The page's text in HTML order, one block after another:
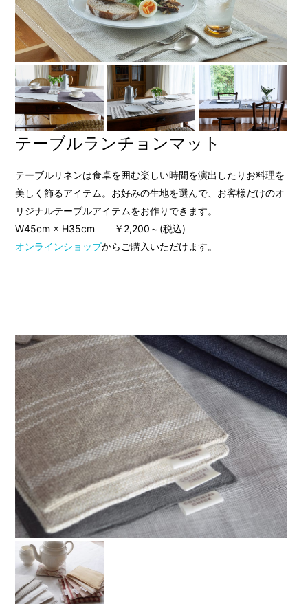
テーブルランチョンマット
テーブルリネンは食卓を囲む楽しい時間を演出したりお料理を
美しく飾るアイテム。お好みの生地を選んで、お客様だけのオ
リジナルテーブルアイテムをお作りできます。
W45cm × H35cm ￥2,200～(税込)
オンラインショップからご購入いただけます。